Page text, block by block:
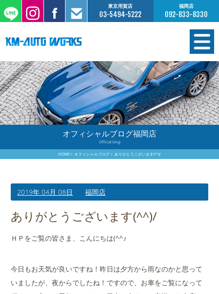
東京用賀店
03-5494-5222
福岡店
092-833-8330
在庫情報
オーダー販売
工場サービス
保証について
買取査定のご案内
店舗案内
会社概要
オフィシャルブログ福岡店
Official blog
HOME オフィシャルブログ ありがとうございます(^^)/
2019年 04月 08日 福岡店
ありがとうございます(^^)/
ＨＰをご覧の皆さま、こんにちは(^^♪
今日もお天気が良いですね！昨日は夕方から雨なのかと思って
いましたが、夜からでしたね！ですので、お車をご覧になって